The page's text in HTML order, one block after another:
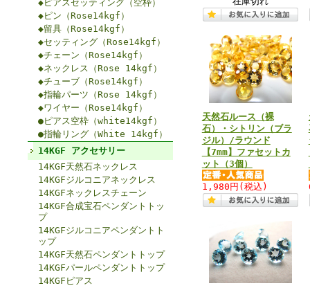
◆ピアスセッティング（空枠）
◆ピン（Rose14kgf）
◆留具（Rose14kgf）
◆セッティング（Rose14kgf）
◆チェーン（Rose14kgf）
◆ネックレス（Rose 14kgf）
◆チューブ（Rose14kgf）
◆指輪パーツ（Rose 14kgf）
◆ワイヤー（Rose14kgf）
●ピアス空枠（white14kgf）
●指輪リング（White 14kgf）
14KGF アクセサリー
14KGF天然石ネックレス
14KGFジルコニアネックレス
14KGFネックレスチェーン
14KGF合成宝石ペンダントトッ
プ
14KGFジルコニアペンダントト
ップ
14KGF天然石ペンダントトップ
14KGFパールペンダントトップ
14KGFピアス
天然石ルース（裸
石）・シトリン（ブラ
ジル）/ラウンド
【7mm】ファセットカ
ット（3個）
1,980円 (税込)